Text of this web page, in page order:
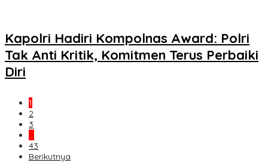
Kapolri Hadiri Kompolnas Award: Polri
Tak Anti Kritik, Komitmen Terus Perbaiki
Diri
1
2
3
…
43
Berikutnya